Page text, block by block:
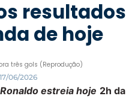
de hoje
três gols (Reprodução)
17/06/2026
estreia hoje 2h